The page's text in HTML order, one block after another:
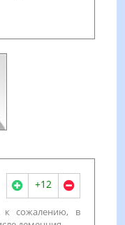
+12
сожалению, в